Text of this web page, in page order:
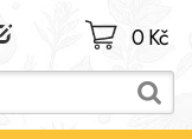
0 Kč